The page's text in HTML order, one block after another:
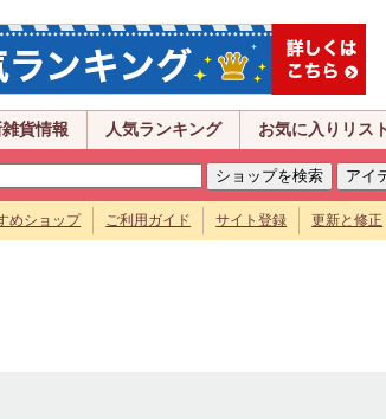
貨情報 人気ランキング お気に入りリス
めショップ ご利用ガイド サイト登録 更新と修正